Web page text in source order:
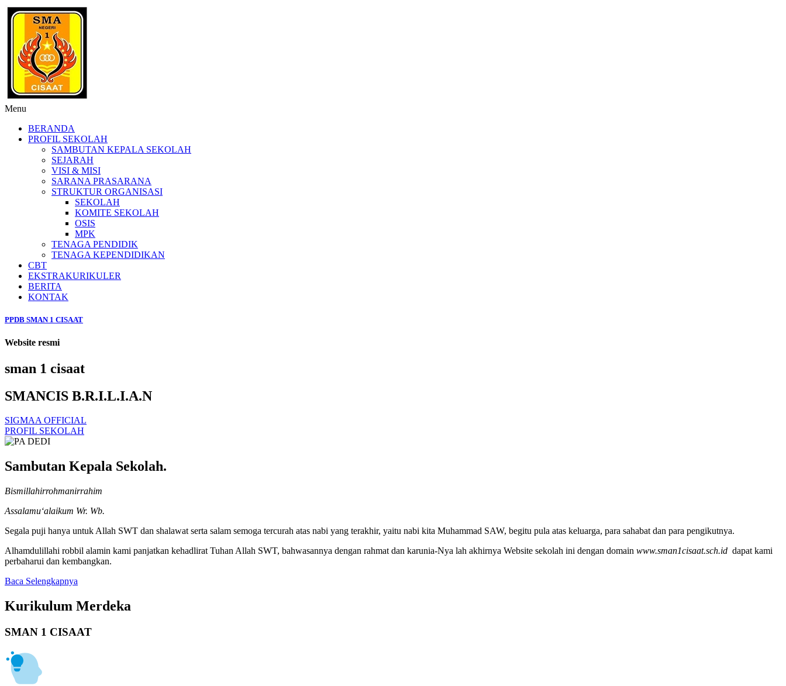
Menu
BERANDA
PROFIL SEKOLAH
SAMBUTAN KEPALA SEKOLAH
SEJARAH
VISI & MISI
SARANA PRASARANA
STRUKTUR ORGANISASI
SEKOLAH
KOMITE SEKOLAH
OSIS
MPK
TENAGA PENDIDIK
TENAGA KEPENDIDIKAN
CBT
EKSTRAKURIKULER
BERITA
KONTAK
PPDB SMAN 1 CISAAT
Website resmi
sman 1 cisaat
SMANCIS B.R.I.L.I.A.N
SIGMAA OFFICIAL
PROFIL SEKOLAH
Sambutan Kepala Sekolah.
Bismillahirrohmanirrahim
Assalamu‘alaikum Wr. Wb.
Segala puji hanya untuk Allah SWT dan shalawat serta salam semoga tercurah atas nabi yang terakhir, yaitu nabi kita Muhammad SAW, begitu pula atas keluarga, para sahabat dan para pengikutnya.
Alhamdulillahi robbil alamin kami panjatkan kehadlirat Tuhan Allah SWT, bahwasannya dengan rahmat dan karunia-Nya lah akhirnya Website sekolah ini dengan domain www.sman1cisaat.sch.id dapat kami
perbaharui dan kembangkan.
Baca Selengkapnya
Kurikulum Merdeka
SMAN 1 CISAAT